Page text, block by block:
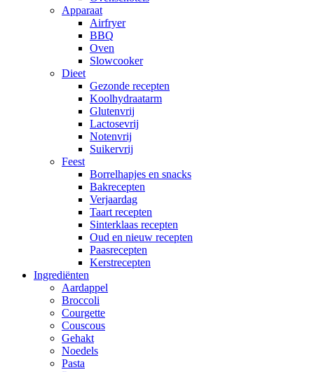
Apparaat
Airfryer
BBQ
Oven
Slowcooker
Dieet
Gezonde recepten
Koolhydraatarm
Glutenvrij
Lactosevrij
Notenvrij
Suikervrij
Feest
Borrelhapjes en snacks
Bakrecepten
Verjaardag
Taart recepten
Sinterklaas recepten
Oud en nieuw recepten
Paasrecepten
Kerstrecepten
Ingrediënten
Aardappel
Broccoli
Courgette
Couscous
Gehakt
Noedels
Pasta